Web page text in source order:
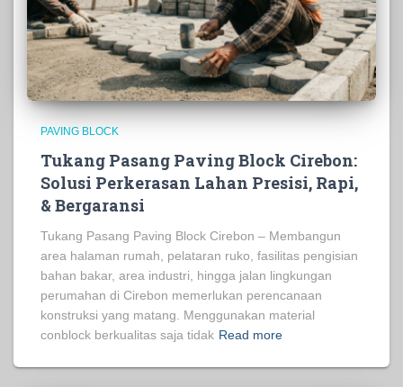
PAVING BLOCK
Tukang Pasang Paving Block Cirebon:
Solusi Perkerasan Lahan Presisi, Rapi,
& Bergaransi
Tukang Pasang Paving Block Cirebon – Membangun
area halaman rumah, pelataran ruko, fasilitas pengisian
bahan bakar, area industri, hingga jalan lingkungan
perumahan di Cirebon memerlukan perencanaan
konstruksi yang matang. Menggunakan material
conblock berkualitas saja tidak Read more